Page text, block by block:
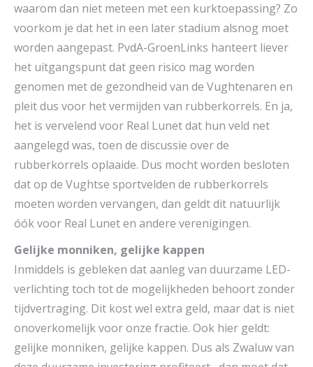
waarom dan niet meteen met een kurktoepassing? Zo
voorkom je dat het in een later stadium alsnog moet
worden aangepast. PvdA-GroenLinks hanteert liever
het uitgangspunt dat geen risico mag worden
genomen met de gezondheid van de Vughtenaren en
pleit dus voor het vermijden van rubberkorrels. En ja,
het is vervelend voor Real Lunet dat hun veld net
aangelegd was, toen de discussie over de
rubberkorrels oplaaide. Dus mocht worden besloten
dat op de Vughtse sportvelden de rubberkorrels
moeten worden vervangen, dan geldt dit natuurlijk
óók voor Real Lunet en andere verenigingen.
Gelijke monniken, gelijke kappen
Inmiddels is gebleken dat aanleg van duurzame LED-
verlichting toch tot de mogelijkheden behoort zonder
tijdvertraging. Dit kost wel extra geld, maar dat is niet
onoverkomelijk voor onze fractie. Ook hier geldt:
gelijke monniken, gelijke kappen. Dus als Zwaluw van